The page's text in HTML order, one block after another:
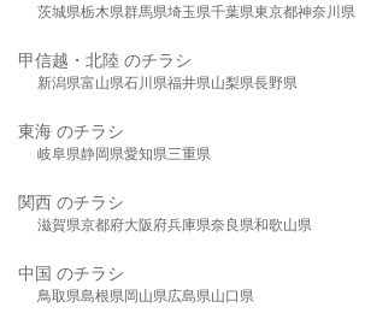
茨城県栃木県群馬県埼玉県千葉県東京都神奈川県
甲信越・北陸 のチラシ
新潟県富山県石川県福井県山梨県長野県
東海 のチラシ
岐阜県静岡県愛知県三重県
関西 のチラシ
滋賀県京都府大阪府兵庫県奈良県和歌山県
中国 のチラシ
鳥取県島根県岡山県広島県山口県